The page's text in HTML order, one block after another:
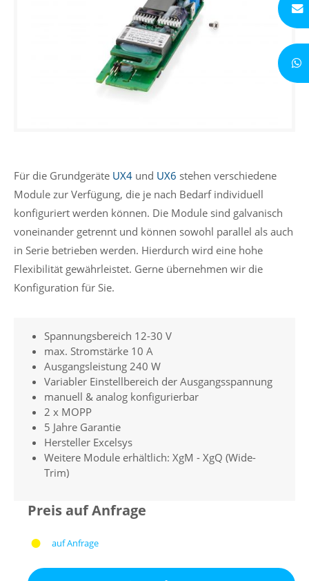
Für die Grundgeräte UX4 und UX6 stehen verschiedene
Module zur Verfügung, die je nach Bedarf individuell
konfiguriert werden können. Die Module sind galvanisch
voneinander getrennt und können sowohl parallel als auch
in Serie betrieben werden. Hierdurch wird eine hohe
Flexibilität gewährleistet. Gerne übernehmen wir die
Konfiguration für Sie.
Spannungsbereich 12-30 V
max. Stromstärke 10 A
Ausgangsleistung 240 W
Variabler Einstellbereich der Ausgangsspannung
manuell & analog konfigurierbar
2 x MOPP
5 Jahre Garantie
Hersteller Excelsys
Weitere Module erhältlich: XgM - XgQ (Wide-
Trim)
Preis auf Anfrage
auf Anfrage